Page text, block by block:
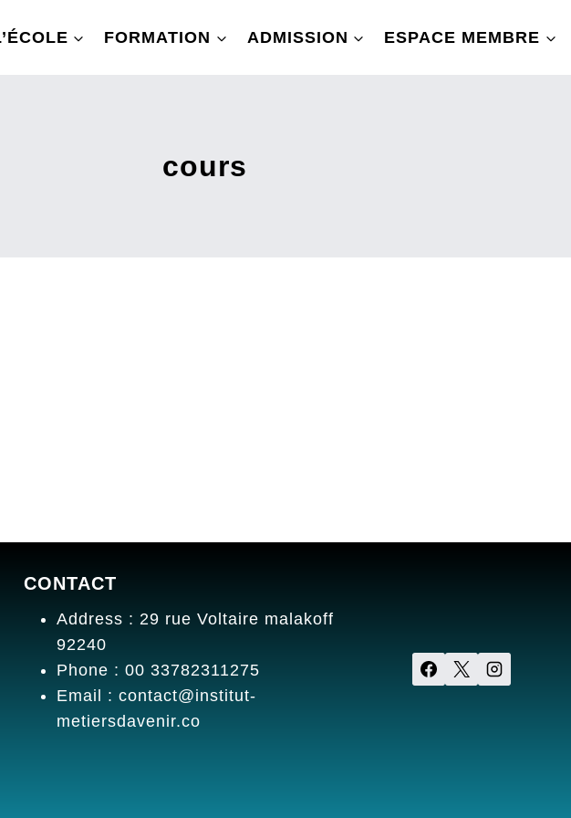
FORMATION ADMISSION ESPACE MEMBRE
cours
CONTACT
Address : 29 rue Voltaire malakoff
92240
Phone : 00 33782311275
Email : contact@institut-
metiersdavenir.co